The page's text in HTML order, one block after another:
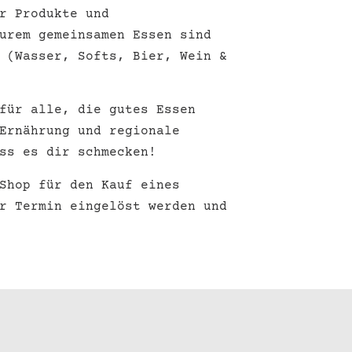
Produkte und
gemeinsamen Essen sind
Softs, Bier, Wein &
alle, die gutes Essen
und regionale
es dir schmecken!
für den Kauf eines
eingelöst werden und